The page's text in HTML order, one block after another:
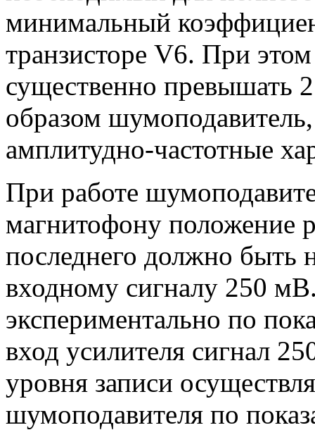
минимальный
транзисторе V6. При
существенно превышать
образом
амплитудно-частотные
При работе
магнитофону положение
последнего должно быть
входному сигналу 250
экспериментально по
вход усилителя сигнал
уровня записи
шумоподавителя по